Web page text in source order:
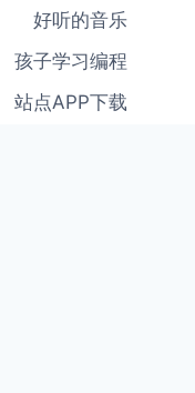
好听的音乐
孩子学习编程
站点APP下载